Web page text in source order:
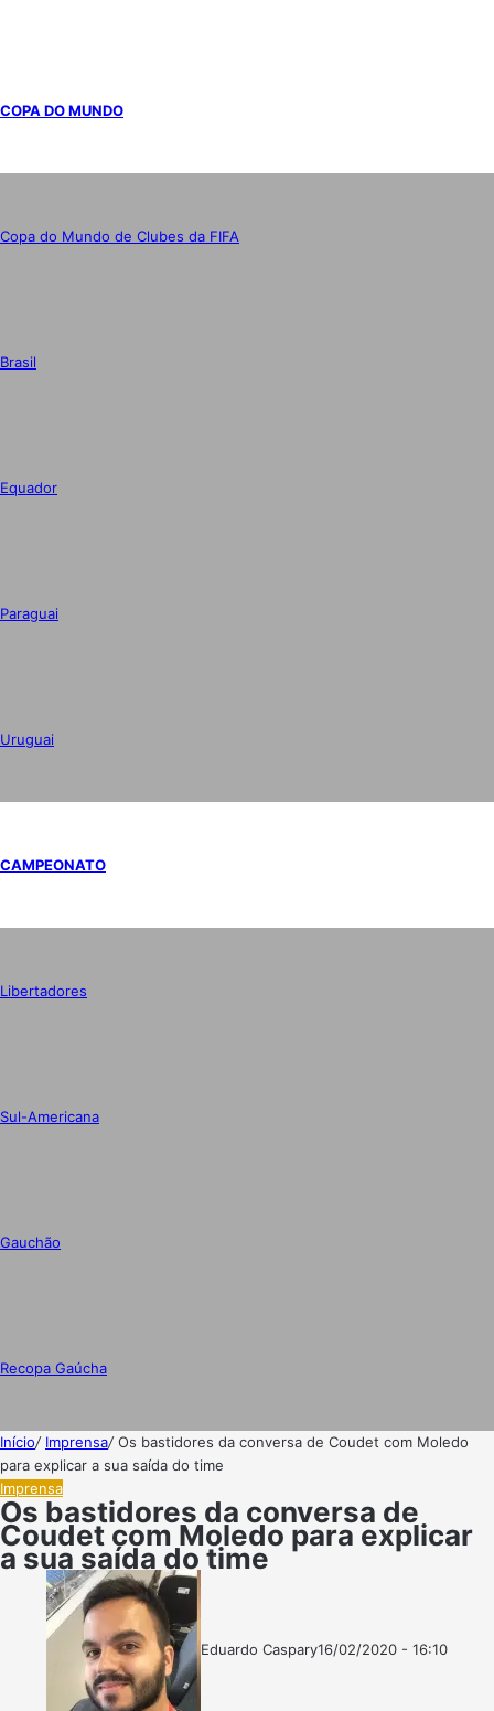
COPA DO MUNDO
Copa do Mundo de Clubes da FIFA
Brasil
Equador
Paraguai
Uruguai
CAMPEONATO
Libertadores
Sul-Americana
Gauchão
Recopa Gaúcha
Início/ Imprensa/Os bastidores da conversa de Coudet com Moledo
para explicar a sua saída do time
Imprensa
Os bastidores da conversa de
Coudet com Moledo para explicar
a sua saída do time
Eduardo CasparyFollow
Mande
16/02/2020 - 16:10